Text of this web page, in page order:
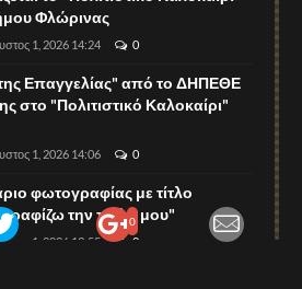
0
Φλώρινας
1, 2026 14:24 0
Επαγγελίας" από το ΔΗΠΕΘΕ
στο "Πολιτιστικό Καλοκαίρι"
1, 2026 14:06 0
φωτογραφίας με τίτλο
την πόλη μου"
1, 2026 13:55 0